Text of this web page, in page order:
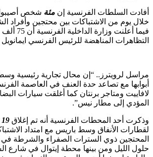
أفادت السلطات الفرنسية إن مئة شخص
خلال يوم من الاشتباكات بين محتجين
فيما
التظاهرات المناهضة للرئيس الفرنسي
مراسل لرويترز.. “إن محال تجارية رئيسية
أبوابها مع تصاعد حدة العنف في العاصمة
لافاييت ومتاجر برنتان كما أغلقت سيارات
المؤدي إلى مطار نيس”.
وذكرت أحد المحطات الفرنسية أنه تم إغلاق
لقطارات الأنفاق وسط باريس مع امتداد
المحتجين ذوي السترات الصفراء والشرطة في
حلول الليل ومن بينها محطة إيتوال في شارع